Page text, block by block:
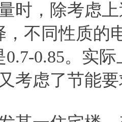
时，除考虑
，不同性质的
0.7-0.85。实
考虑了节能